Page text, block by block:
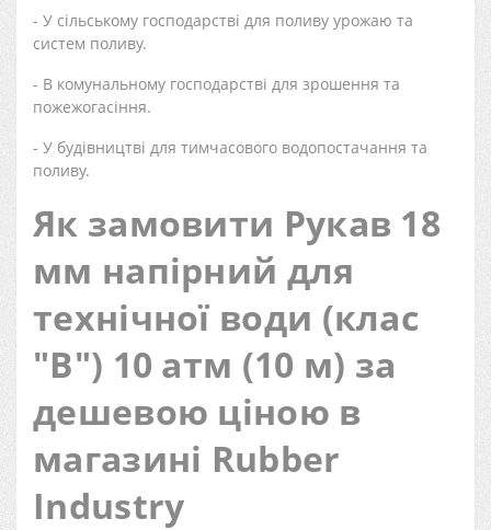
- У сільському господарстві для поливу урожаю та
систем поливу.
- В комунальному господарстві для зрошення та
пожежогасіння.
- У будівництві для тимчасового водопостачання та
поливу.
Як замовити Рукав 18
мм напірний для
технічної води (клас
"В") 10 атм (10 м) за
дешевою ціною в
магазині Rubber
Industry